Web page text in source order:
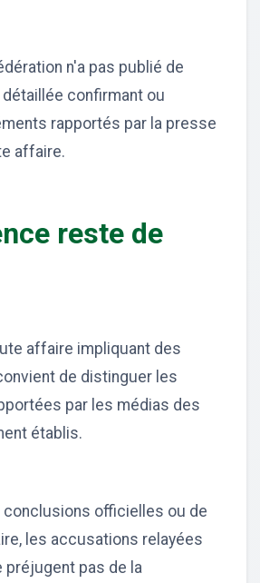
n'a pas publié de
confirmant ou
rapportés par la presse
affaire.
reste de
affaire impliquant des
de distinguer les
par les médias des
établis.
conclusions officielles ou de
les accusations relayées
préjugent pas de la